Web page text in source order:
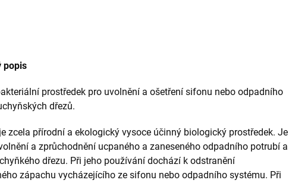
popis
prostředek pro uvolnění a ošetření sifonu nebo odpadního
dřezů.
zcela přírodní a ekologický vysoce účinný biologický prostředek. Je
a zprůchodnění ucpaného a zaneseného odpadního potrubí a
dřezu. Při jeho používání dochází k odstranění
zápachu vycházejícího ze sifonu nebo odpadního systému. Při